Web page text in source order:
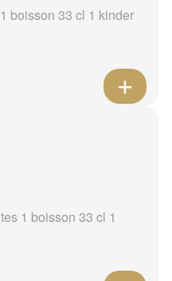
boisson 33 cl 1 kinder
1 boisson 33 cl 1